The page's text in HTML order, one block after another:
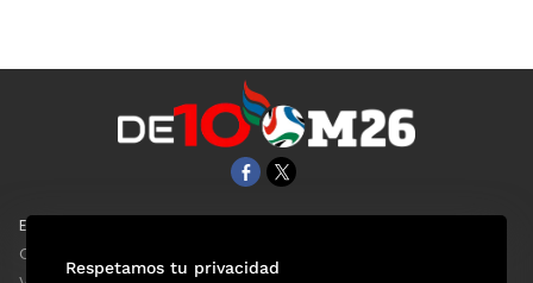
EL UNIVERSAL
Clase
Respetamos tu privacidad